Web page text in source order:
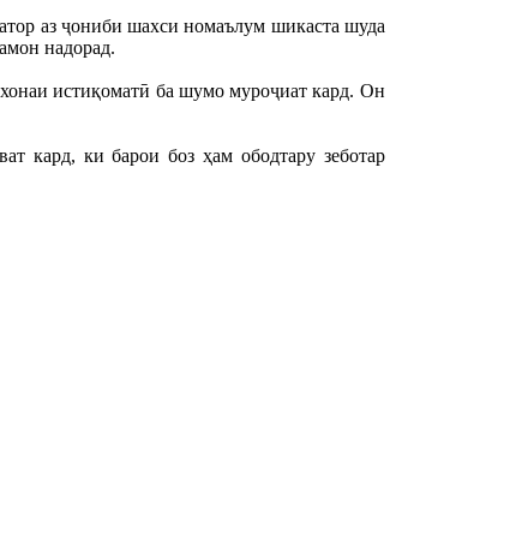
аз ҷониби шахси номаълум шикаста шуда
надорад.
истиқоматӣ ба шумо муроҷиат кард. Он
кард, ки барои боз ҳам ободтару зеботар